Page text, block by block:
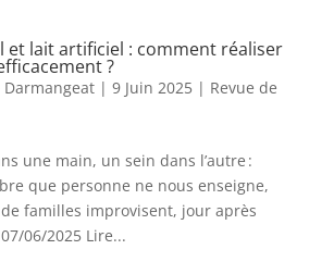
et lait artificiel : comment réaliser
?
| 9 Juin 2025| Revue de
une main, un sein dans l’autre :
que personne ne nous enseigne,
familles improvisent, jour après
06/2025 Lire...